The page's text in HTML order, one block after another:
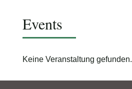
Events
Keine Veranstaltung gefunden.